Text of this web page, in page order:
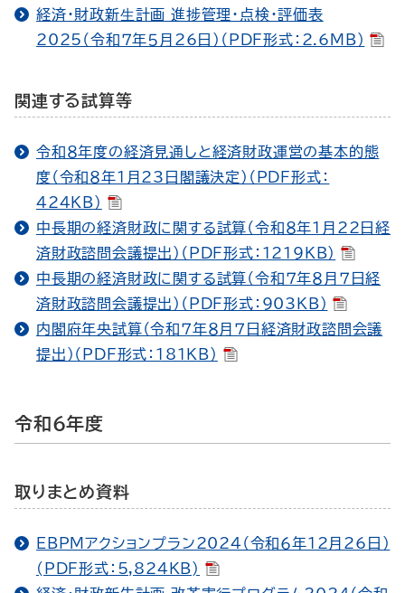
経済・財政新⽣計画 進捗管理・点検・評価表
2025（令和７年５月26日）（PDF形式：2.6MB）
関連する試算等
令和８年度の経済見通しと経済財政運営の基本的態
度（令和８年１月23日閣議決定）（PDF形式：
424KB）
中長期の経済財政に関する試算（令和８年１月22日経
済財政諮問会議提出）（PDF形式：1219KB）
中長期の経済財政に関する試算（令和７年８月７日経
済財政諮問会議提出）（PDF形式：903KB）
内閣府年央試算（令和７年８月７日経済財政諮問会議
提出）（PDF形式：181KB）
令和６年度
取りまとめ資料
EBPMアクションプラン2024（令和６年12月26日）
(PDF形式：5,824KB)